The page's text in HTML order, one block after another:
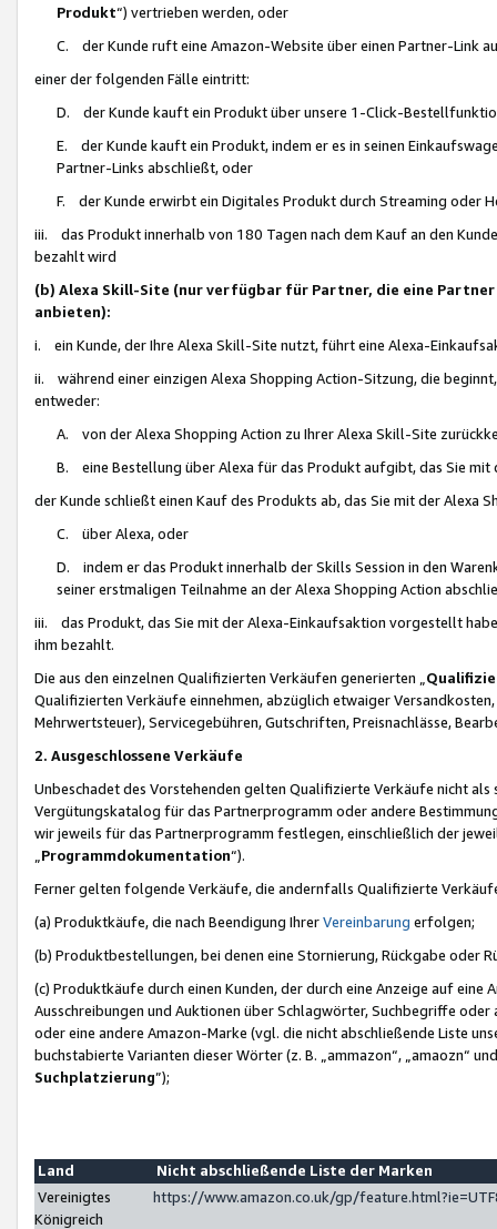
Produkt“) vertrieben werden, oder
C. der Kunde ruft eine Amazon-Website über einen Partner-Link
einer der folgenden Fälle eintritt:
D. der Kunde kauft ein Produkt über unsere 1-Click-
E. der Kunde kauft ein Produkt, indem er es in seinen
Partner-Links abschließt, oder
F. der Kunde erwirbt ein Digitales Produkt durch Streaming oder
iii. das Produkt innerhalb von 180 Tagen nach dem Kauf an den
bezahlt wird
(b) Alexa Skill-Site (nur verfügbar für Partner, die eine
anbieten):
i. ein Kunde, der Ihre Alexa Skill-Site nutzt, führt eine Alexa-
ii. während einer einzigen Alexa Shopping Action-Sitzung, die
entweder:
A. von der Alexa Shopping Action zu Ihrer Alexa Skill-Site
B. eine Bestellung über Alexa für das Produkt aufgibt, das Sie mit
der Kunde schließt einen Kauf des Produkts ab, das Sie mit der Alexa
C. über Alexa, oder
D. indem er das Produkt innerhalb der Skills Session in den
seiner erstmaligen Teilnahme an der Alexa Shopping Action
iii. das Produkt, das Sie mit der Alexa-Einkaufsaktion vorgestellt
ihm bezahlt.
Die aus den einzelnen Qualifizierten Verkäufen generierten „
Qualifizierten Verkäufe einnehmen, abzüglich etwaiger
Mehrwertsteuer), Servicegebühren, Gutschriften, Preisnachlässe,
2. Ausgeschlossene Verkäufe
Unbeschadet des Vorstehenden gelten Qualifizierte Verkäufe nicht
Vergütungskatalog für das Partnerprogramm oder andere
wir jeweils für das Partnerprogramm festlegen, einschließlich der
Programmdokumentation“).
Ferner gelten folgende Verkäufe, die andernfalls Qualifizierte
(a) Produktkäufe, die nach Beendigung IhrerVereinbarung erfolgen;
(b) Produktbestellungen, bei denen eine Stornierung, Rückgabe oder
(c) Produktkäufe durch einen Kunden, der durch eine Anzeige auf
Ausschreibungen und Auktionen über Schlagwörter, Suchbegriffe
oder eine andere Amazon-Marke (vgl. die nicht abschließende Liste
buchstabierte Varianten dieser Wörter (z. B. „ammazon“, „amaozn“
Suchplatzierung”);
Land
Nicht abschließende Liste der Marken
Vereinigtes
Königreich
https://www.amazon.co.uk/gp/